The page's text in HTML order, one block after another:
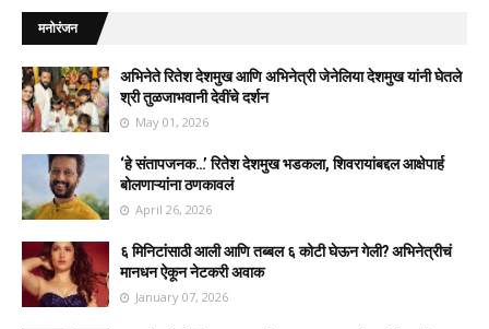
मनोरंजन
अभिनेते रितेश देशमुख आणि अभिनेत्री जेनेलिया देशमुख यांनी घेतले
श्री तुळजाभवानी देवींचे दर्शन
May 01, 2026
‘हे संतापजनक…’ रितेश देशमुख भडकला, शिवरायांबद्दल आक्षेपार्ह
बोलणाऱ्यांना ठणकावलं
April 26, 2026
६ मिनिटांसाठी आली आणि तब्बल ६ कोटी घेऊन गेली? अभिनेत्रीचं
मानधन ऐकून नेटकरी अवाक
January 07, 2026